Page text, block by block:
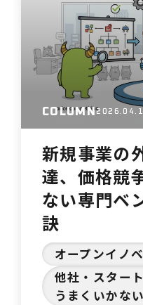
む「PoC疲れ」
事業責任者の
ク株式会社が
COLUMN
新規事業の
達、価格競
ない専門ベ
訣
オープンイノ
他社・スター
うまくいかない